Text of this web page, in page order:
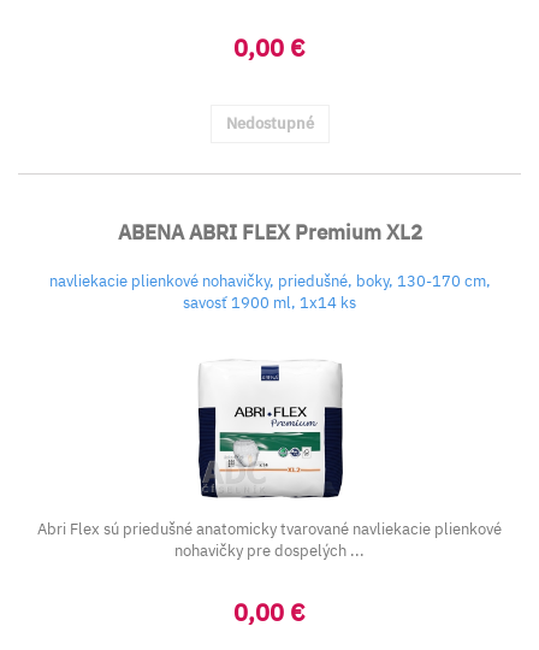
0,00 €
Nedostupné
ABENA ABRI FLEX Premium XL2
navliekacie plienkové nohavičky, priedušné, boky, 130-170 cm,
savosť 1900 ml, 1x14 ks
Abri Flex sú priedušné anatomicky tvarované navliekacie plienkové
nohavičky pre dospelých ...
0,00 €